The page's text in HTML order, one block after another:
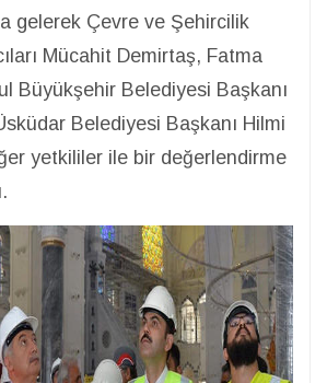
gelerek Çevre ve Şehircilik
Mücahit Demirtaş, Fatma
Büyükşehir Belediyesi Başkanı
Belediyesi Başkanı Hilmi
yetkililer ile bir değerlendirme